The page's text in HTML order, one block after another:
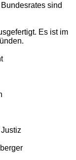
sind
Es ist im